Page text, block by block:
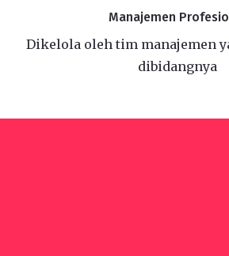
Manajemen
Dikelola oleh tim manajemen
dibidangnya